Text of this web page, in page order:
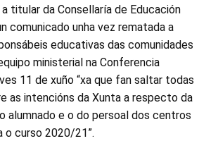
titular da Consellaría de Educación
comunicado unha vez rematada a
educativas das comunidades
ministerial na Conferencia
11 de xuño “xa que fan saltar todas
as intencións da Xunta a respecto da
alumnado e o do persoal dos centros
o curso 2020/21”.